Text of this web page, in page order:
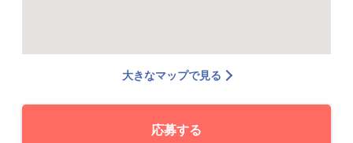
大きなマップで見る
応募する